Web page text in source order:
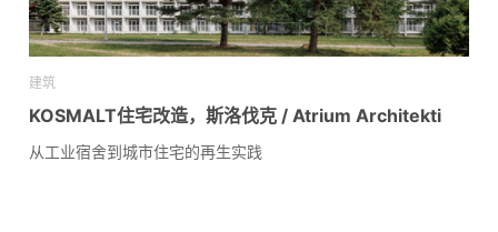
建筑
KOSMALT住宅改造，斯洛伐克 / Atrium Architekti
从工业宿舍到城市住宅的再生实践